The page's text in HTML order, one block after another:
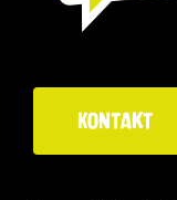
Kontakt